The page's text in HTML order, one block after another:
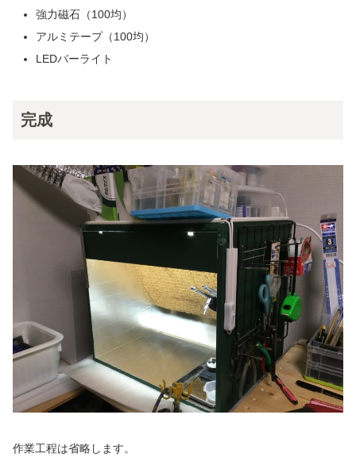
強力磁石（100均）
アルミテープ（100均）
LEDバーライト
完成
作業工程は省略します。